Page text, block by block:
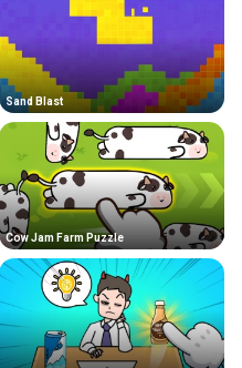
Sand Blast
Cow Jam Farm Puzzle